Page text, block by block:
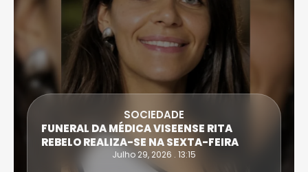
SOCIEDADE
FUNERAL DA MÉDICA VISEENSE RITA
REBELO REALIZA-SE NA SEXTA-FEIRA
Julho 29, 2026 . 13:15